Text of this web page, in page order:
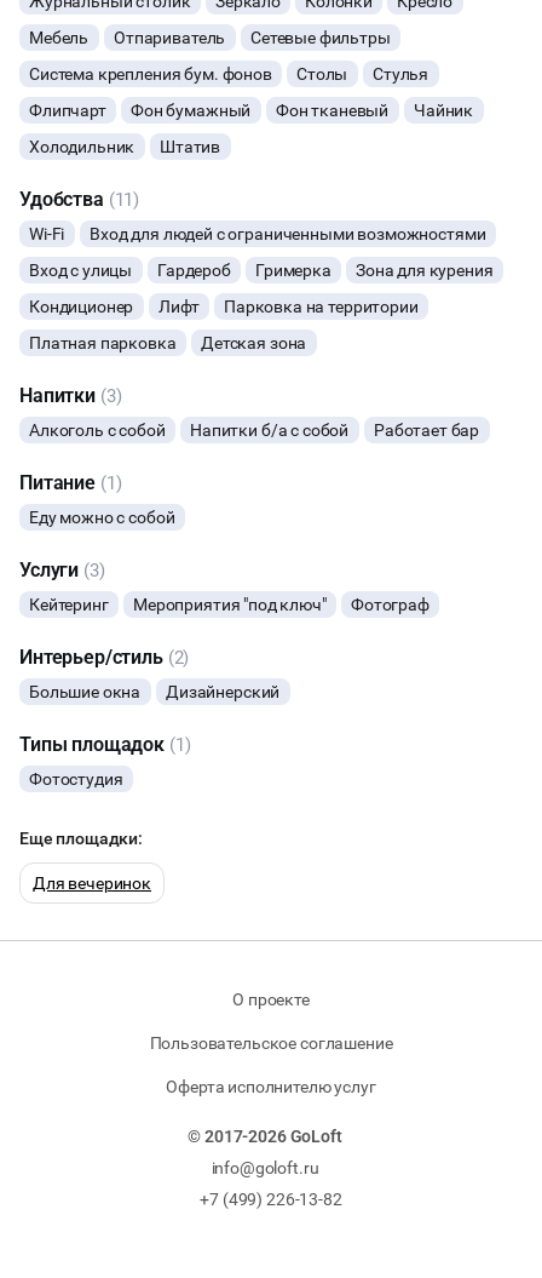
Мебель
Отпариватель
Сетевые фильтры
Система крепления бум. фонов
Столы
Стулья
Флипчарт
Фон бумажный Фон тканевый
Чайник
Холодильник
Штатив
Удобства (11)
Wi-Fi
Вход для людей с ограниченными возможностями
Вход с улицы
Гардероб Гримерка
Зона для курения
Кондиционер
Лифт
Парковка на территории
Платная парковка
Детская зона
Напитки (3)
Алкоголь с собой Напитки б/а с собой Работает бар
Питание (1)
Еду можно с собой
Услуги (3)
Кейтеринг Мероприятия "под ключ" Фотограф
Интерьер/стиль (2)
Большие окна Дизайнерский
Типы площадок (1)
Фотостудия
КОРПОРАТИВЫ
ДЕЛОВЫЕ МЕРОПРИЯТИЯ
ФОТОСЕССИИ
ЮБИЛЕЙ
ЙОГА И РАСТЯЖКА
ВЫПУСКНЫЕ
МАЛЬЧИШНИК
СВИДАНИЯ
МАСТЕР-КЛАСС
СЕМИНАРЫ
ВЫСТАВКИ
КАСТИНГИ
КИНОПРОСМОТР
ФУРШЕТЫ
КОНФЕРЕНЦИИ
ОСТАВИТЬ ЗАЯВКУ
Вы можете отменить заявку в любой момент, это бесплатно
или поменять параметры с нашим менеджером после того, как
оставите заявку
Еще площадки:
Для вечеринок
О проекте
Пользовательское соглашение
Оферта исполнителю услуг
© 2017-2026 GoLoft
info@goloft.ru
+7 (499) 226-13-82